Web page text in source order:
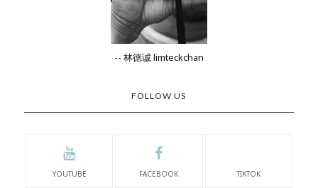
-- 林德诚 limteckchan
FOLLOW US
YOUTUBE FACEBOOK TIKTOK